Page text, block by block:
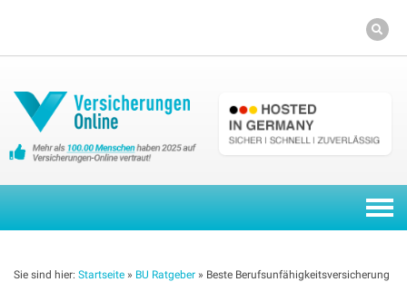
content
Sie sind hier: Startseite » BU Ratgeber » Beste Berufsunfähigkeitsversicherung